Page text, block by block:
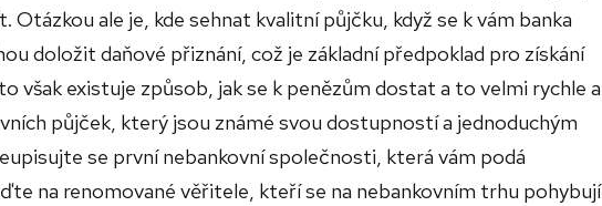
Otázkou ale je, kde sehnat kvalitní půjčku, když se k vám banka
doložit daňové přiznání, což je základní předpoklad pro získání
však existuje způsob, jak se k penězům dostat a to velmi rychle a
půjček, který jsou známé svou dostupností a jednoduchým
se první nebankovní společnosti, která vám podá
na renomované věřitele, kteří se na nebankovním trhu pohybují